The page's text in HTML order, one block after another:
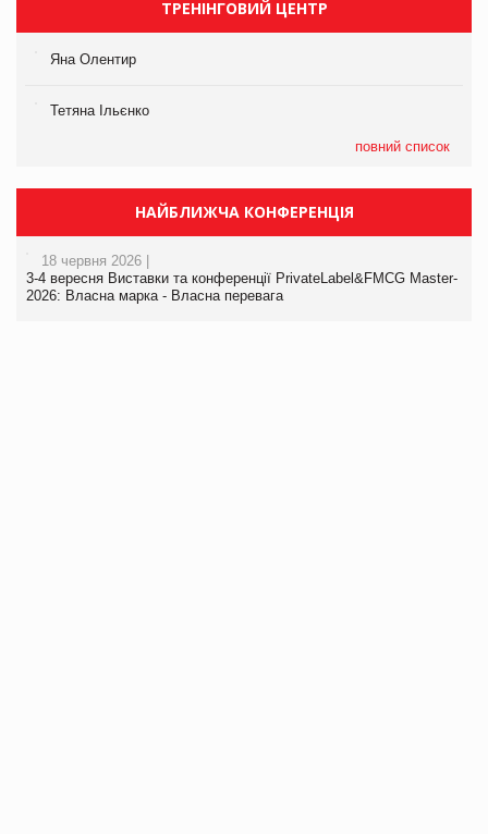
ТРЕНІНГОВИЙ ЦЕНТР
Яна Олентир
Тетяна Ільєнко
повний список
НАЙБЛИЖЧА КОНФЕРЕНЦІЯ
18 червня 2026 |
3-4 вересня Виставки та конференції PrivateLabel&FMCG Master-
2026: Власна марка - Власна перевага